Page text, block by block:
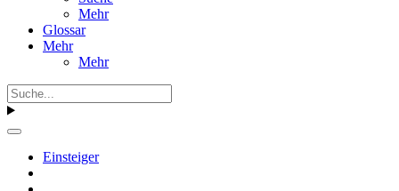
Mehr
Glossar
Mehr
Mehr
Einsteiger